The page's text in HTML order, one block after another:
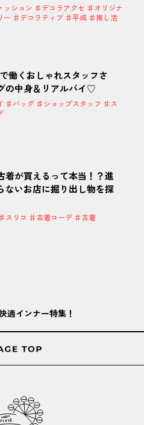
ッション ♯デコラアクセ ♯オリジナ
ー ♯デコラティブ ♯平成 ♯推し活
働くおしゃれスタッフさ
の中身＆リアルバイ♡
♯バッグ ♯ショップスタッフ ♯ス
着が買えるって本当！？進
ないお店に掘り出し物を探
スリコ ♯古着コーデ ♯古着
適インナー特集！